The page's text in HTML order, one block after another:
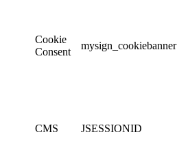
Cookie
Consent
mysign_cookiebanner
CMS JSESSIONID